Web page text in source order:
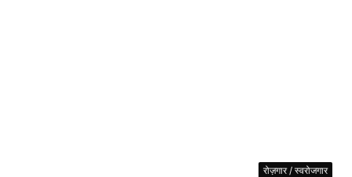
रोज़गार / स्वरोजगार